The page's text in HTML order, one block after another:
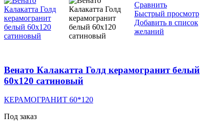
Сравнить
Быстрый просмотр
Добавить в список
желаний
Венато Калакатта Голд керамогранит белый
60х120 сатиновый
КЕРАМОГРАНИТ 60*120
Под заказ